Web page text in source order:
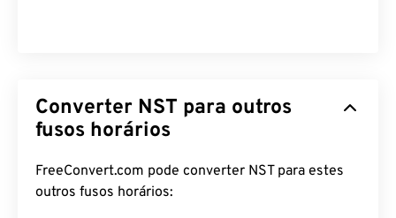
Converter NST para outros
fusos horários
FreeConvert.com pode converter NST para estes
outros fusos horários: